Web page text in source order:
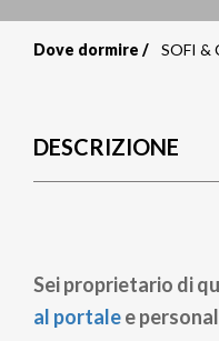
pane
Dove dormire SOFI &
DESCRIZIONE
Sei proprietario di
al portalee